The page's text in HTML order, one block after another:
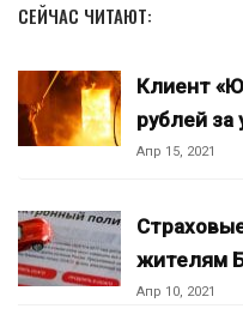
СЕЙЧАС ЧИТАЮТ:
Клиент
рублей
Апр 15, 2021
жителям
Апр 10, 2021